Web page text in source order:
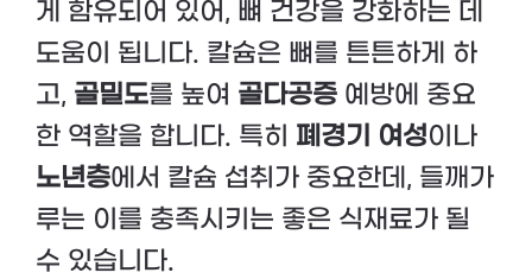
게 함유되어 있어, 뼈 건강을 강화하는 데
도움이 됩니다. 칼슘은 뼈를 튼튼하게 하
고, 골밀도를 높여 골다공증 예방에 중요
한 역할을 합니다. 특히 폐경기 여성이나
노년층에서 칼슘 섭취가 중요한데, 들깨가
루는 이를 충족시키는 좋은 식재료가 될
수 있습니다.